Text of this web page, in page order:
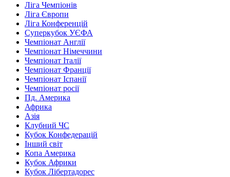
Ліга Чемпіонів
Ліга Європи
Ліга Конференцій
Суперкубок УЄФА
Чемпіонат Англії
Чемпіонат Німеччини
Чемпіонат Італії
Чемпіонат Франції
Чемпіонат Іспанії
Чемпіонат росії
Пд. Америка
Африка
Азія
Клубний ЧС
Кубок Конфедерацій
Інший світ
Копа Америка
Кубок Африки
Кубок Лібертадорес